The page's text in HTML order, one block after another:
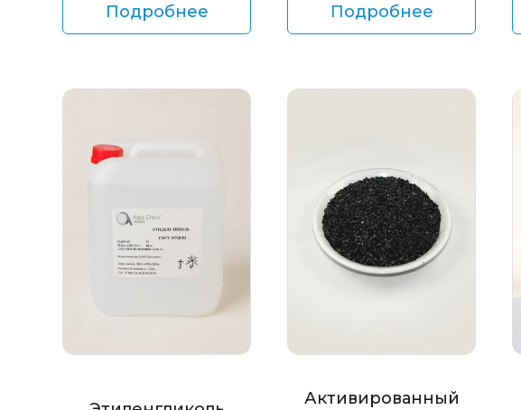
Подробнее Подробнее
Активированный